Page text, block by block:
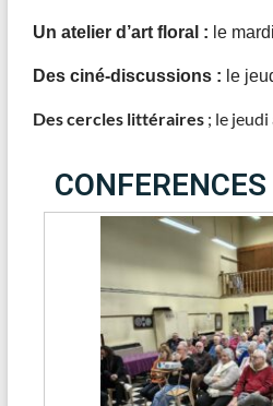
Un atelier d’art floral : le
Des ciné-discussions : le
Des cercles littéraires; le jeudi